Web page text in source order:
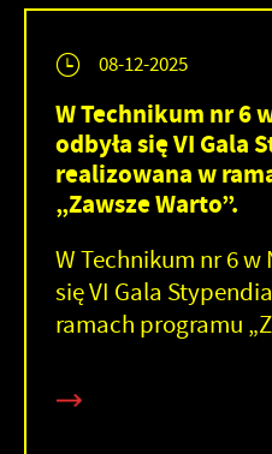
08-12-2025
W Technikum nr 6
odbyła się VI Gala
realizowana w
„Zawsze Warto”.
W Technikum nr 6 w
się VI Gala
ramach programu